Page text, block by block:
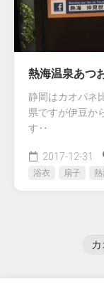
熱海温泉あつ
静岡はカオパネ
県ですが伊豆か
す‥
2017-12-31
浴衣 扇子